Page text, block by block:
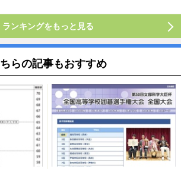
ランキングをもっと見る
らの記事もおすすめ